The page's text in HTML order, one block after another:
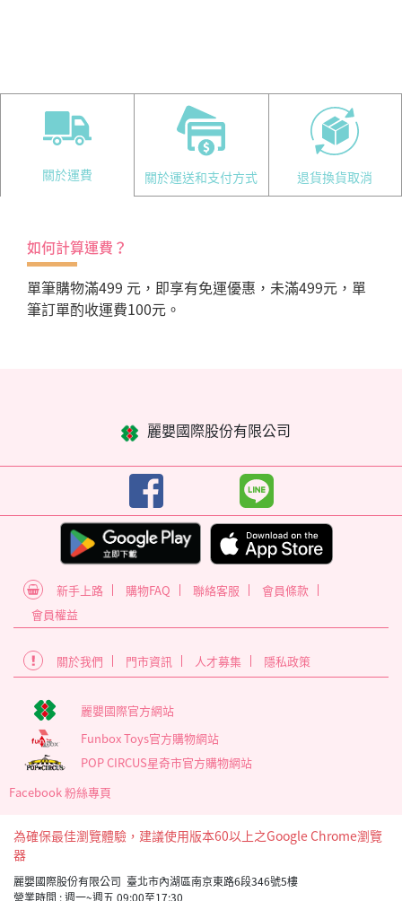
關於運費 關於運送和支付方式 退貨換貨取消
如何計算運費？
單筆購物滿499 元，即享有免運優惠，未滿499元，單
筆訂單酌收運費100元。
麗嬰國際股份有限公司
新手上路 購物FAQ 聯絡客服
會員條款
會員權益
關於我們 門市資訊 人才募集 隱私政策
麗嬰國際官方網站
Funbox Toys官方購物網站
POP CIRCUS星奇市官方購物網站
Facebook 粉絲專頁
為確保最佳瀏覽體驗，建議使用版本60以上之Google Chrome瀏覽
器
麗嬰國際股份有限公司 臺北市內湖區南京東路6段346號5樓
營業時間 : 週一~週五 09:00至17:30